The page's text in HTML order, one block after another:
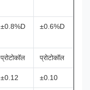
±0.8%D ±0.6%D
प्रोटोकॉल प्रोटोकॉल
±0.12 ±0.10